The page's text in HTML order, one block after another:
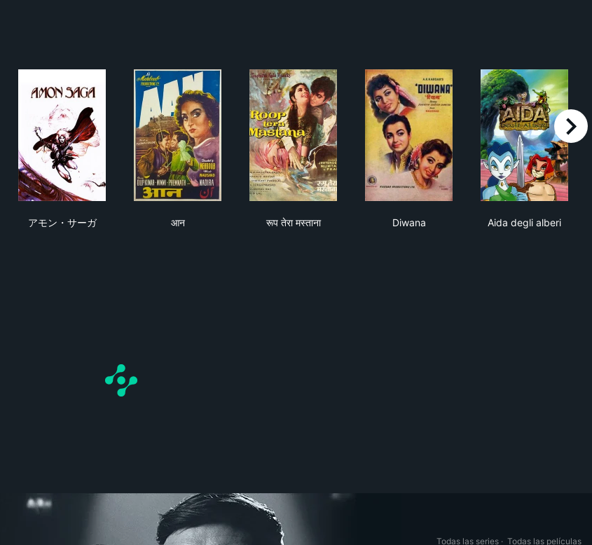
アモン・サーガ
आन
रूप तेरा मस्ताना
Diwana
Aida degli alberi
right
Todas las series · Todas las películas